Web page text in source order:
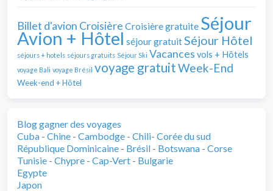
Billet d'avion Croisière Croisière gratuite Séjour
Avion + Hôtel séjour gratuitSéjour Hôtel
séjours + hotels séjours gratuits Séjour Ski Vacances vols + Hôtels
voyage Bali voyage Brésil voyage gratuitWeek-End
Week-end + Hôtel
Blog gagner des voyages
Cuba - Chine - Cambodge - Chili- Corée du sud
République Dominicaine - Brésil - Botswana - Corse
Tunisie - Chypre - Cap-Vert - Bulgarie
Egypte
Japon